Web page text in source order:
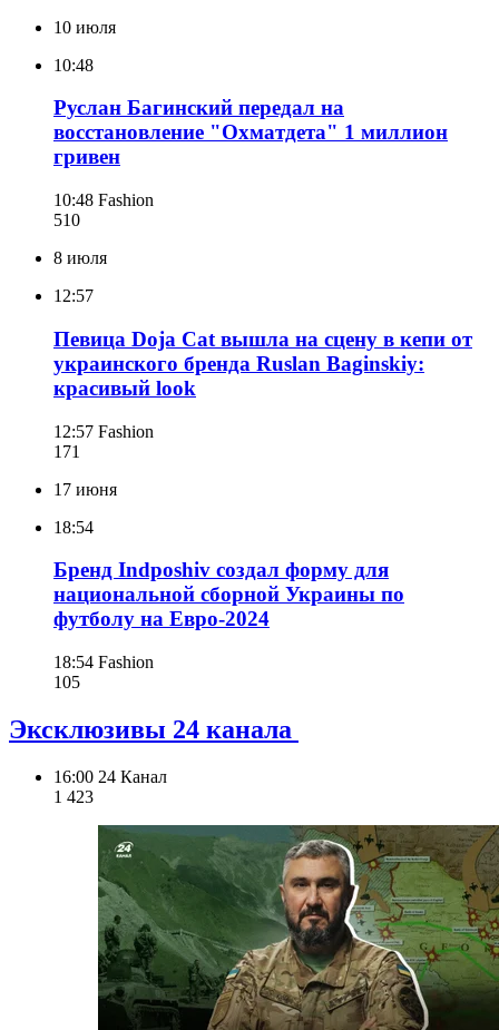
10 июля
10:48
Руслан Багинский передал на
восстановление "Охматдета" 1 миллион
гривен
10:48 Fashion
510
8 июля
12:57
Певица Doja Cat вышла на сцену в кепи от
украинского бренда Ruslan Baginskiy:
красивый look
12:57 Fashion
171
17 июня
18:54
Бренд Indposhiv создал форму для
национальной сборной Украины по
футболу на Евро-2024
18:54 Fashion
105
Эксклюзивы 24 канала
16:00 24 Канал
1 423